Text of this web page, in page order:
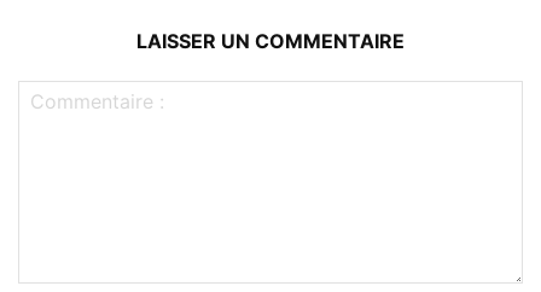
LAISSER UN COMMENTAIRE